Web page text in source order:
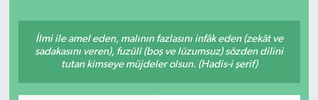
İlmi ile amel eden, malının fazlasını infâk eden (zekât ve
sadakasını veren), fuzûlî (boş ve lüzumsuz) sözden dilini
tutan kimseye müjdeler olsun. (Hadis-i şerif)